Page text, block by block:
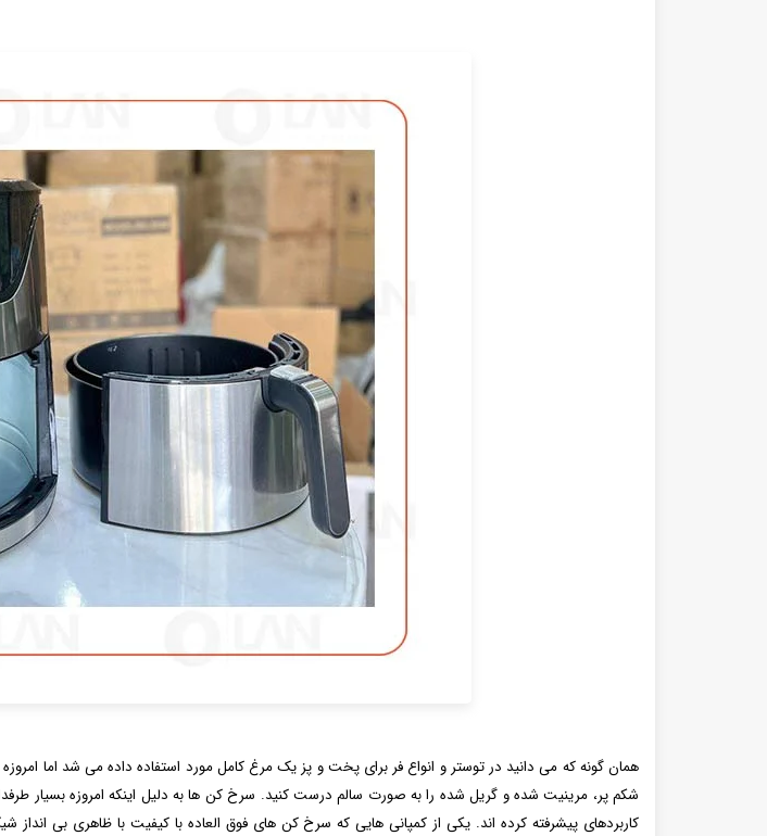
همان گونه که می‌ دانید در توستر و انواع فر برای پخت و پز یک مرغ کامل مورد استفاده داده می‌ شد اما
شکم پر، مرینیت شده و گریل شده را به صورت سالم درست کنید. سرخ کن‌ ها به دلیل اینکه امروزه بسیار
کاربردهای پیشرفته کرده اند. یکی از کمپانی‌ هایی که سرخ کن‌ های فوق العاده با کیفیت با ظاهری بی‌